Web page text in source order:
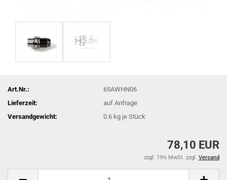
Art.Nr.:
65AWHN06
Lieferzeit:
auf Anfrage
Versandgewicht:
0.6 kg je Stück
78,10 EUR
zzgl. 19% MwSt. zzgl. Versand